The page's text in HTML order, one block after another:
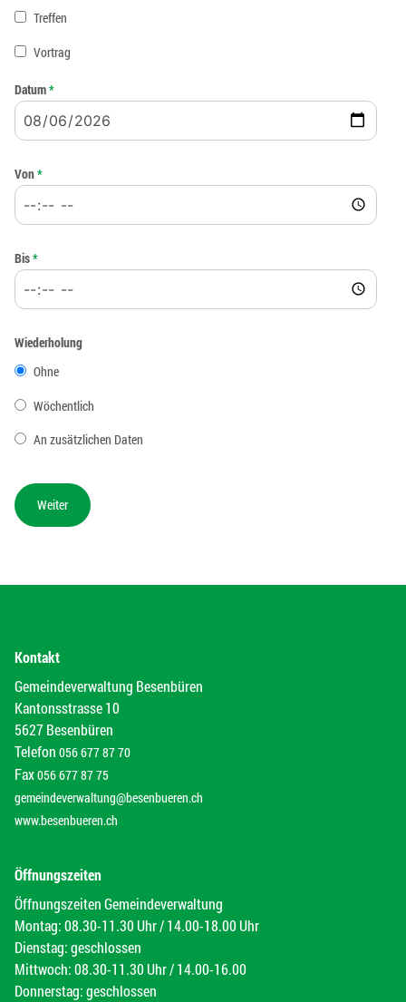
Treffen
Vortrag
Datum*
Von*
Bis*
Wiederholung
Ohne
Wöchentlich
An zusätzlichen Daten
Kontakt
Gemeindeverwaltung Besenbüren
Kantonsstrasse 10
5627 Besenbüren
Telefon 056 677 87 70
Fax056 677 87 75
gemeindeverwaltung@besenbueren.ch
www.besenbueren.ch
Öffnungszeiten
Öffnungszeiten Gemeindeverwaltung
Montag: 08.30-11.30 Uhr / 14.00-18.00 Uhr
Dienstag: geschlossen
Mittwoch: 08.30-11.30 Uhr / 14.00-16.00
Donnerstag: geschlossen